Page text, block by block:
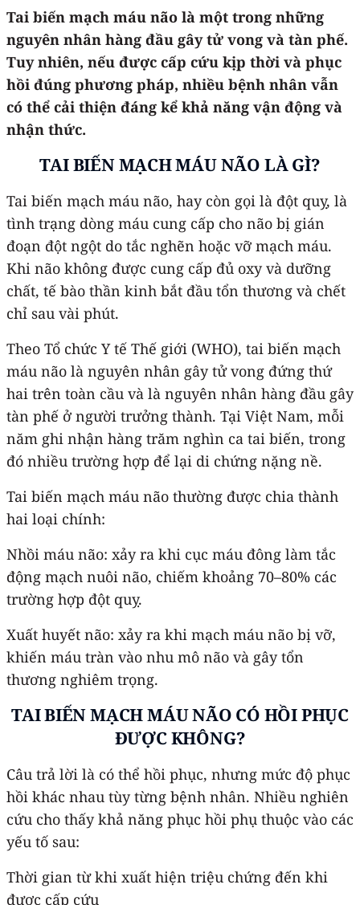
Tai biến mạch máu não là một trong những
nguyên nhân hàng đầu gây tử vong và tàn phế.
Tuy nhiên, nếu được cấp cứu kịp thời và phục
hồi đúng phương pháp, nhiều bệnh nhân vẫn
có thể cải thiện đáng kể khả năng vận động và
nhận thức.
TAI BIẾN MẠCH MÁU NÃO LÀ GÌ?
Tai biến mạch máu não, hay còn gọi là đột quỵ, là
tình trạng dòng máu cung cấp cho não bị gián
đoạn đột ngột do tắc nghẽn hoặc vỡ mạch máu.
Khi não không được cung cấp đủ oxy và dưỡng
chất, tế bào thần kinh bắt đầu tổn thương và chết
chỉ sau vài phút.
Theo Tổ chức Y tế Thế giới (WHO), tai biến mạch
máu não là nguyên nhân gây tử vong đứng thứ
hai trên toàn cầu và là nguyên nhân hàng đầu gây
tàn phế ở người trưởng thành. Tại Việt Nam, mỗi
năm ghi nhận hàng trăm nghìn ca tai biến, trong
đó nhiều trường hợp để lại di chứng nặng nề.
Tai biến mạch máu não thường được chia thành
hai loại chính:
Nhồi máu não: xảy ra khi cục máu đông làm tắc
động mạch nuôi não, chiếm khoảng 70–80% các
trường hợp đột quỵ.
Xuất huyết não: xảy ra khi mạch máu não bị vỡ,
khiến máu tràn vào nhu mô não và gây tổn
thương nghiêm trọng.
TAI BIẾN MẠCH MÁU NÃO CÓ HỒI PHỤC
ĐƯỢC KHÔNG?
Câu trả lời là có thể hồi phục, nhưng mức độ phục
hồi khác nhau tùy từng bệnh nhân. Nhiều nghiên
cứu cho thấy khả năng phục hồi phụ thuộc vào các
yếu tố sau:
Thời gian từ khi xuất hiện triệu chứng đến khi
được cấp cứu